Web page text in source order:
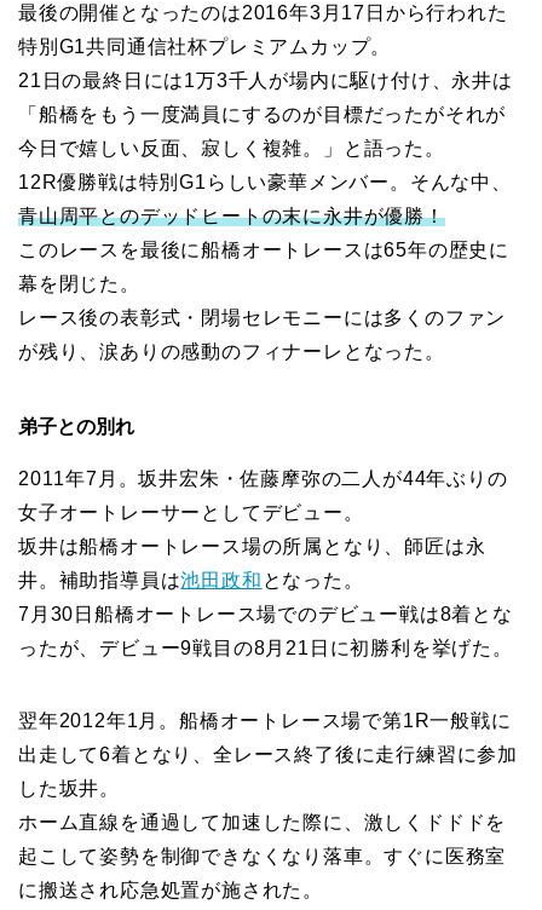
最後の開催となったのは2016年3月17日から行われた
特別G1共同通信社杯プレミアムカップ。
21日の最終日には1万3千人が場内に駆け付け、永井は
「船橋をもう一度満員にするのが目標だったがそれが
今日で嬉しい反面、寂しく複雑。」と語った。
12R優勝戦は特別G1らしい豪華メンバー。そんな中、
青山周平とのデッドヒートの末に永井が優勝！
このレースを最後に船橋オートレースは65年の歴史に
幕を閉じた。
レース後の表彰式・閉場セレモニーには多くのファン
が残り、涙ありの感動のフィナーレとなった。
弟子との別れ
2011年7月。坂井宏朱・佐藤摩弥の二人が44年ぶりの
女子オートレーサーとしてデビュー。
坂井は船橋オートレース場の所属となり、師匠は永
井。補助指導員は池田政和 となった。
7月30日船橋オートレース場でのデビュー戦は8着とな
ったが、デビュー9戦目の8月21日に初勝利を挙げた。
翌年2012年1月。船橋オートレース場で第1R一般戦に
出走して6着となり、全レース終了後に走行練習に参加
した坂井。
ホーム直線を通過して加速した際に、激しくドドドを
起こして姿勢を制御できなくなり落車。すぐに医務室
に搬送され応急処置が施された。